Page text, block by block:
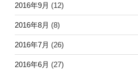
2016年9月 (12)
2016年8月 (8)
2016年7月 (26)
2016年6月 (27)